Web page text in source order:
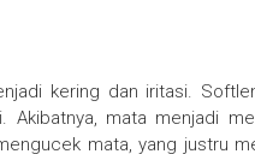
kering dan iritasi.
Akibatnya, mata menjadi
mata, yang justru